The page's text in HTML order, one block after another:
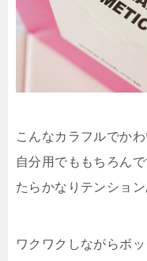
こんなカラフルでか
自分用でももちろん
たらかなりテンション
ワクワクしながらボ